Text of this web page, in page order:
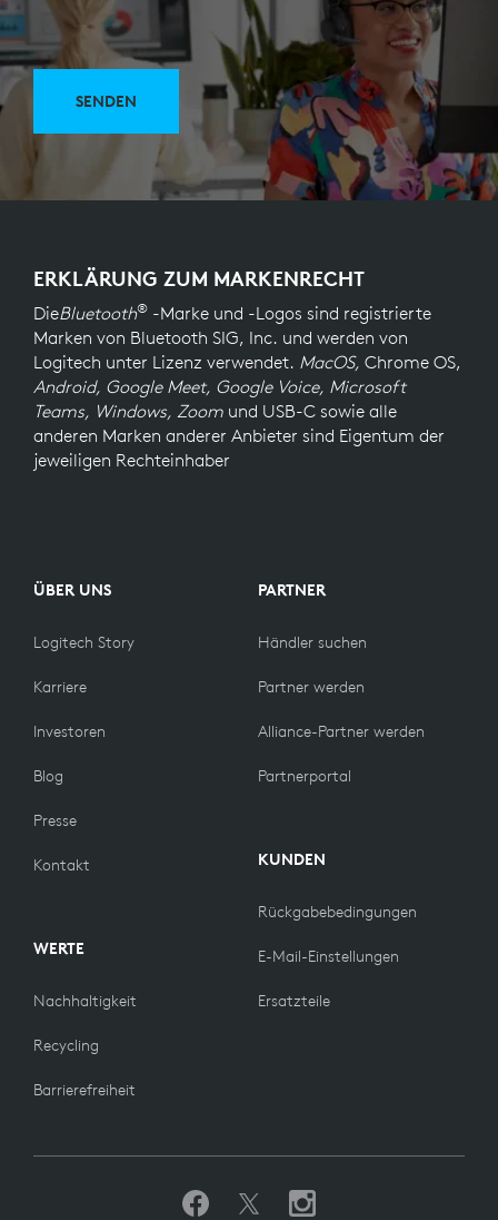
SENDEN
ERKLÄRUNG ZUM MARKENRECHT
DieBluetooth® -Marke und -Logos sind registrierte
Marken von Bluetooth SIG, Inc. und werden von
Logitech unter Lizenz verwendet. MacOS, Chrome OS,
Android, Google Meet, Google Voice, Microsoft
Teams, Windows, Zoom und USB-C sowie alle
anderen Marken anderer Anbieter sind Eigentum der
jeweiligen Rechteinhaber
ÜBER UNS
Logitech Story
Karriere
Investoren
Blog
Presse
Kontakt
WERTE
Nachhaltigkeit
Recycling
Barrierefreiheit
PARTNER
Händler suchen
Partner werden
Alliance-Partner werden
Partnerportal
KUNDEN
Rückgabebedingungen
E-Mail-Einstellungen
Ersatzteile